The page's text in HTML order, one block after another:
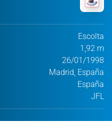
Escolta
1,92 m
26/01/1998
Madrid, España
España
JFL